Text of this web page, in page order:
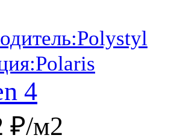
Polystyl
Polaris
4
₽/м2